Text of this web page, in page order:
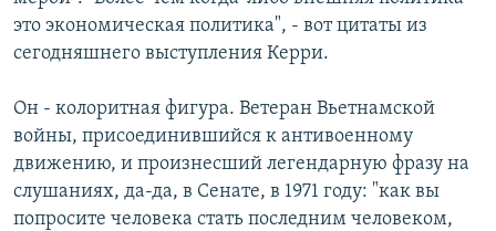
это экономическая политика", - вот цитаты из
сегодняшнего выступления Керри.
Он - колоритная фигура. Ветеран Вьетнамской
войны, присоединившийся к антивоенному
движению, и произнесший легендарную фразу на
слушаниях, да-да, в Сенате, в 1971 году: "как вы
попросите человека стать последним человеком,